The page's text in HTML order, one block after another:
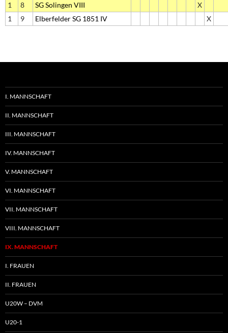
1
8 SG Solingen VIII
X
1
9 Elberfelder SG 1851 IV X
I. MANNSCHAFT
II. MANNSCHAFT
III. MANNSCHAFT
IV. MANNSCHAFT
V. MANNSCHAFT
VI. MANNSCHAFT
VII. MANNSCHAFT
VIII. MANNSCHAFT
IX. MANNSCHAFT
I. FRAUEN
II. FRAUEN
U20W – DVM
U20-1